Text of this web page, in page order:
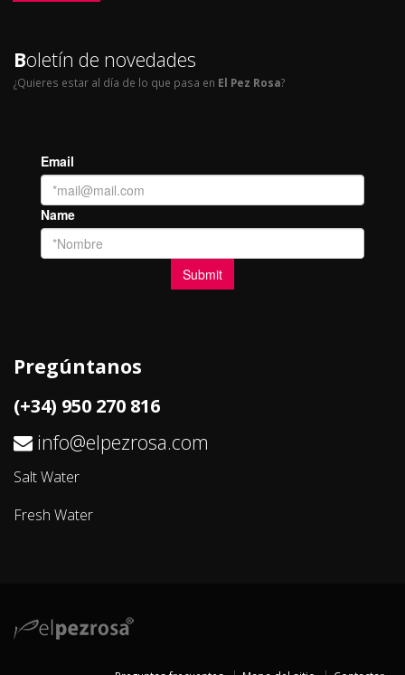
Boletín de novedades
¿Quieres estar al día de lo que pasa en El Pez Rosa?
Pregúntanos
(+34) 950 270 816
info@elpezrosa.com
Salt Water
Fresh Water